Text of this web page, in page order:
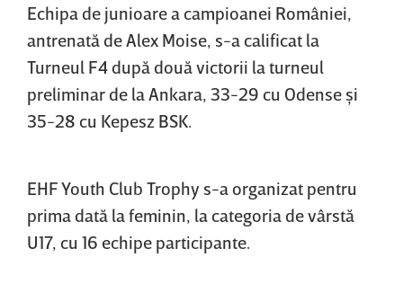
Echipa de junioare a campioanei României,
antrenată de Alex Moise, s-a calificat la
Turneul F4 după două victorii la turneul
preliminar de la Ankara, 33-29 cu Odense şi
35-28 cu Kepesz BSK.
EHF Youth Club Trophy s-a organizat pentru
prima dată la feminin, la categoria de vârstă
U17, cu 16 echipe participante.